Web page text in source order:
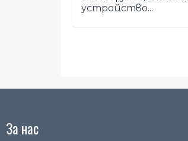
устройство...
За нас